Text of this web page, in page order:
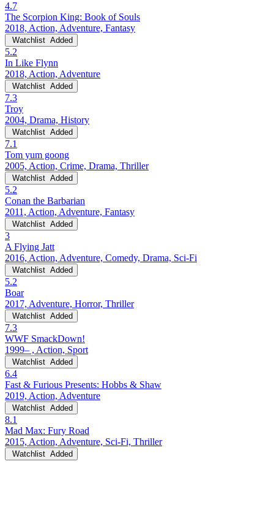
4.7
The Scorpion King: Book of Souls
2018, Action, Adventure, Fantasy
Watchlist Added
5.2
In Like Flynn
2018, Action, Adventure
Watchlist Added
7.3
Troy
2004, Drama, History
Watchlist Added
7.1
Tom yum goong
2005, Action, Crime, Drama, Thriller
Watchlist Added
5.2
Conan the Barbarian
2011, Action, Adventure, Fantasy
Watchlist Added
3
A Flying Jatt
2016, Action, Adventure, Comedy, Drama, Sci-Fi
Watchlist Added
5.2
Boar
2017, Adventure, Horror, Thriller
Watchlist Added
7.3
WWF SmackDown!
1999– , Action, Sport
Watchlist Added
6.4
Fast & Furious Presents: Hobbs & Shaw
2019, Action, Adventure
Watchlist Added
8.1
Mad Max: Fury Road
2015, Action, Adventure, Sci-Fi, Thriller
Watchlist Added